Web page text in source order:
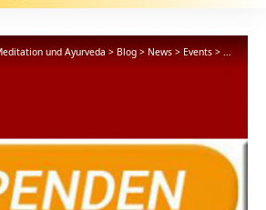
und Ayurveda > Blog> News > Events >